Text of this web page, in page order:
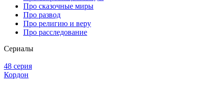
Про сказочные миры
Про развод
Про религию и веру
Про расследование
Се­риа­лы
48 серия
Кордон